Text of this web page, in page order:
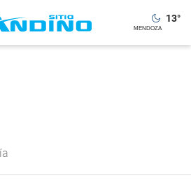
13°